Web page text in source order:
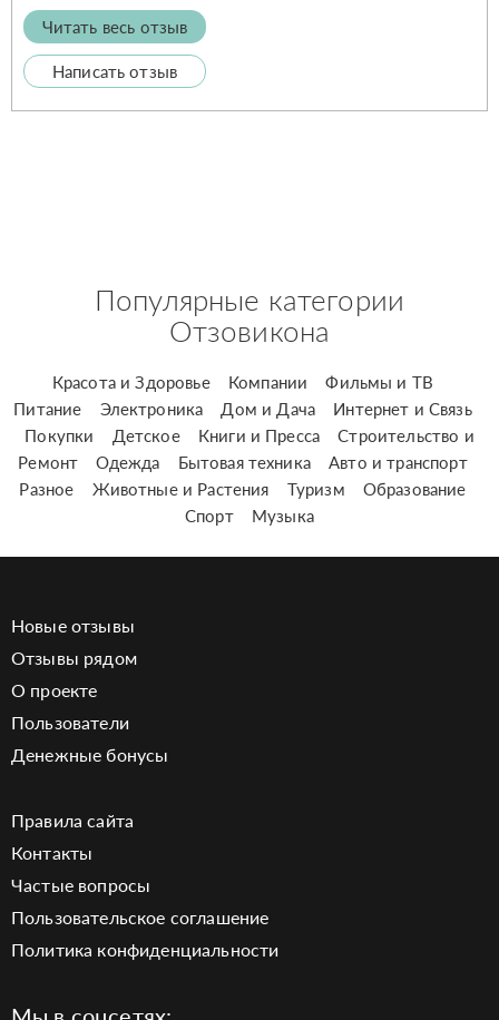
Читать весь отзыв
Написать отзыв
Популярные категории
Отзовикона
Красота и Здоровье Компании
Фильмы и ТВ
Питание
Электроника Дом и Дача
Интернет и Связь
Покупки
Детское Книги и Пресса
Строительство и
Ремонт
Одежда Бытовая техника
Авто и транспорт
Разное
Животные и Растения Туризм
Образование
Спорт
Музыка
Новые отзывы
Отзывы рядом
О проекте
Пользователи
Денежные бонусы
Правила сайта
Контакты
Частые вопросы
Пользовательское соглашение
Политика конфиденциальности